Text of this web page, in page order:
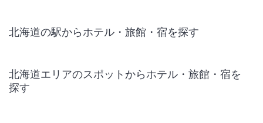
北海道の駅からホテル・旅館・宿を探す
北海道エリアのスポットからホテル・旅館・宿を
探す